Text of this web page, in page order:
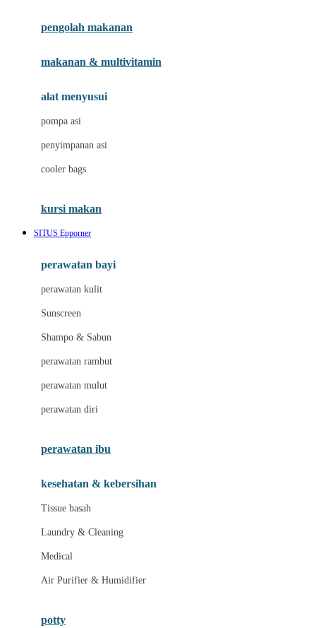
Joolz
Leclerc
Lee Vierra
Lillebaby
Little Bird Told Me
Little Miss Janis
London Taxi
Love To Dream
M
Magformers
Mamaway
Maxi Cosi
Megabloks
Micro
MiDeer
pengolah makanan
makanan & multivitamin
alat menyusui
pompa asi
penyimpanan asi
cooler bags
kursi makan
SITUS Epporner
perawatan bayi
perawatan kulit
Sunscreen
Shampo & Sabun
perawatan rambut
perawatan mulut
perawatan diri
perawatan ibu
kesehatan & kebersihan
Tissue basah
Laundry & Cleaning
Medical
Air Purifier & Humidifier
potty